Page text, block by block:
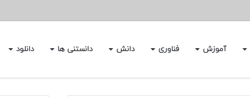
آموزش فناوری دانش دانستنی ها دانلود